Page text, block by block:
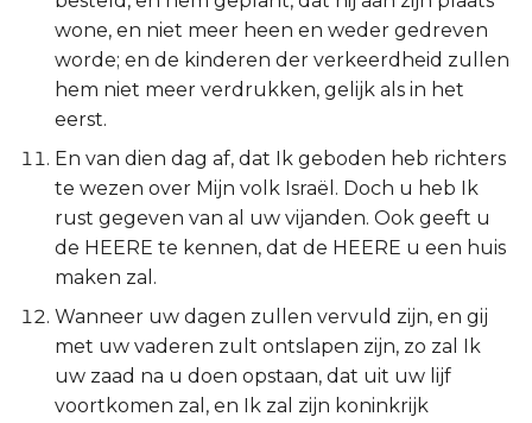
2 Petrus
1 Johannes
2 Johannes
3 Johannes
Judas
wone, en niet meer heen en weder gedreven
worde; en de kinderen der verkeerdheid zullen
hem niet meer verdrukken, gelijk als in het
eerst.
En van dien dag af, dat Ik geboden heb richters
te wezen over Mijn volk Israël. Doch u heb Ik
rust gegeven van al uw vijanden. Ook geeft u
de HEERE te kennen, dat de HEERE u een huis
maken zal.
Wanneer uw dagen zullen vervuld zijn, en gij
met uw vaderen zult ontslapen zijn, zo zal Ik
uw zaad na u doen opstaan, dat uit uw lijf
voortkomen zal, en Ik zal zijn koninkrijk